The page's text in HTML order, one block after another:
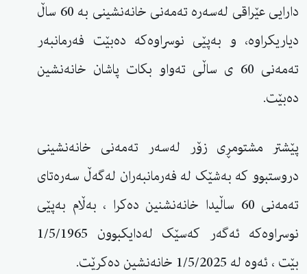
دارایی عێراقی لەسەرە تەمەنی خانەنشینی بە 60 ساڵ
دیاریکراوە، و بەپێی نوسراوەکە دەبێت فەرمانبەر
تەمەنی 60 ی ساڵی تەواو بکات پاشان خانەنشین
دەبێت.
پێشتر مشتومڕی زۆر لەسەر تەمەنی خانەنشینی
دروستبوو کە بەشێک لە فەرمانبەران لەگەڵ سەرەتای
تەمەنی 60 ساڵیدا خانەنشنین دەکرا ، بەڵام بەپێی
نوسراوەکە ئەگەر کەسێک لەدایکبوون 1/5/1965
بێت ، ئەوە لە 1/5/2025 خانەنشین دەکرێت.